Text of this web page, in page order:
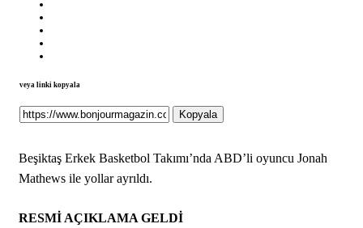
veya linki kopyala
Kopyala
Beşiktaş Erkek Basketbol Takımı’nda ABD’li oyuncu Jonah
Mathews ile yollar ayrıldı.
RESMİ AÇIKLAMA GELDİ